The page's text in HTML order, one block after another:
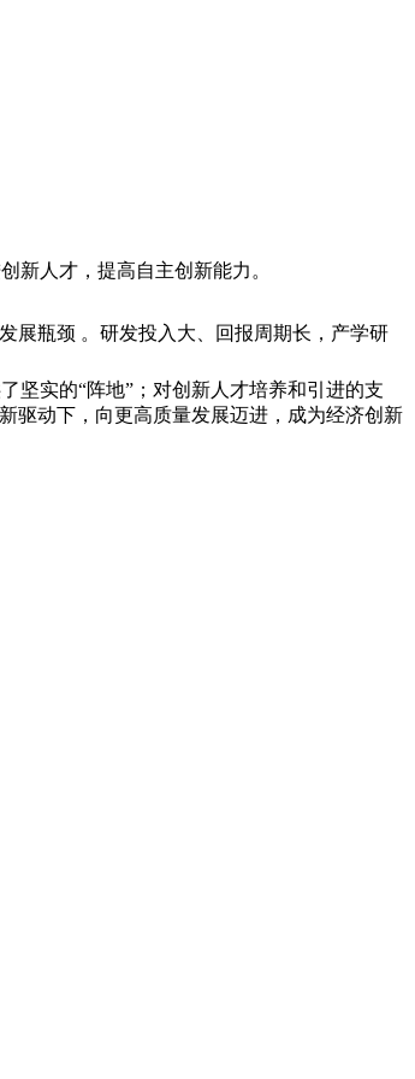
新人才，提高自主创新能力。
展瓶颈 。研发投入大、回报周期长，产学研
坚实的“阵地”；对创新人才培养和引进的支
驱动下，向更高质量发展迈进，成为经济创新